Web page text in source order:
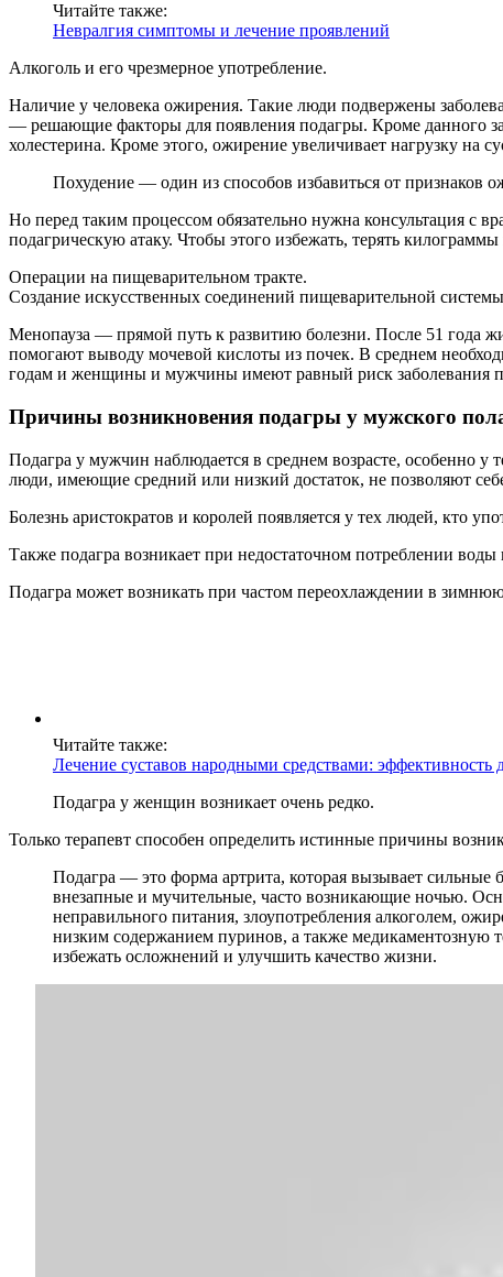
Читайте также:
Невралгия симптомы и лечение проявлений
Алкоголь и его чрезмерное употребление.
Наличие у человека ожирения. Такие люди подвержены
— решающие факторы для появления подагры. Кроме данного
холестерина. Кроме этого, ожирение увеличивает нагрузку на
Похудение — один из способов избавиться от признаков
Но перед таким процессом обязательно нужна консультация с
подагрическую атаку. Чтобы этого избежать, терять
Операции на пищеварительном тракте.
Создание искусственных соединений пищеварительной
Менопауза — прямой путь к развитию болезни. После 51 года
помогают выводу мочевой кислоты из почек. В среднем
годам и женщины и мужчины имеют равный риск заболевания
Причины возникновения подагры у мужского
Подагра у мужчин наблюдается в среднем возрасте, особенно
люди, имеющие средний или низкий достаток, не позволяют
Болезнь аристократов и королей появляется у тех людей, кто
Также подагра возникает при недостаточном потреблении
Подагра может возникать при частом переохлаждении в
Читайте также:
Лечение суставов народными средствами: эффективность
Подагра у женщин возникает очень редко.
Только терапевт способен определить истинные причины
Подагра — это форма артрита, которая вызывает
внезапные и мучительные, часто возникающие ночью.
неправильного питания, злоупотребления алкоголем,
низким содержанием пуринов, а также медикаментозную
избежать осложнений и улучшить качество жизни.